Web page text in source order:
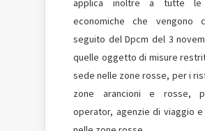
applica inoltre a tutte le
economiche che vengono
seguito del Dpcm del 3
quelle oggetto di misure
sede nelle zone rosse, per i
zone arancioni e rosse,
operator, agenzie di viaggio e